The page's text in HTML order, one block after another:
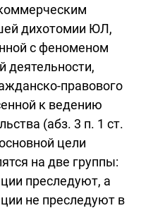
дихотомии ЮЛ,
с феноменом
деятельности,
правового
к ведению
(абз. 3 п. 1 ст.
цели
на две группы:
преследуют, а
не преследуют в